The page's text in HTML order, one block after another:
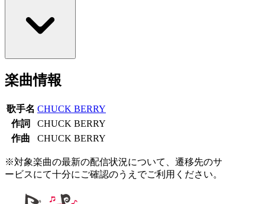
楽曲情報
歌手名 CHUCK BERRY
作詞
CHUCK BERRY
作曲
CHUCK BERRY
※対象楽曲の最新の配信状況について、遷移先のサ
ービスにて十分にご確認のうえでご利用ください。